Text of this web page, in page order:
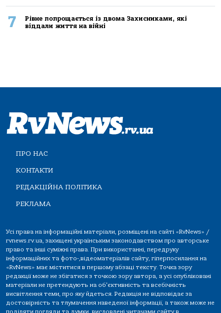
7
Рівне попрощається із двома Захисниками, які
віддали життя на війні
ПРО НАС
КОНТАКТИ
РЕДАКЦІЙНА ПОЛІТИКА
РЕКЛАМА
Усі права на інформаційні матеріали, розміщені на сайті «RvNews» /
rvnews.rv.ua, захищені українським законодавством про авторське
право та інші суміжні права. При використанні, передруку
інформаційних та фото-,відеоматеріалів сайту, гіперпосилання на
«RvNews» має міститися в першому абзаці тексту. Точка зору
редакції може не збігатися з точкою зору автора, а усі опубліковані
матеріали не претендують на об'єктивність та всебічність
висвітлення теми, про яку йдеться. Редакція не відповідає за
достовірність та тлумачення наведеної інформації, а також може не
поділяти погляди та думки, висловлені читачами сайту в